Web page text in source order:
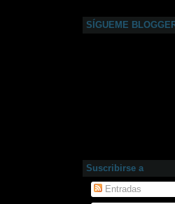
SÍGUEME
Suscribirse a
Entradas